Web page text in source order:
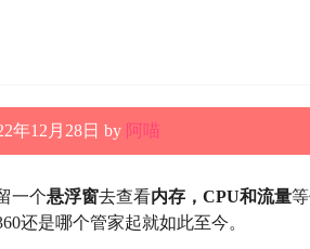
年12月28日 by 阿喵
一个悬浮窗去查看内存，CPU和流量
还是哪个管家起就如此至今。